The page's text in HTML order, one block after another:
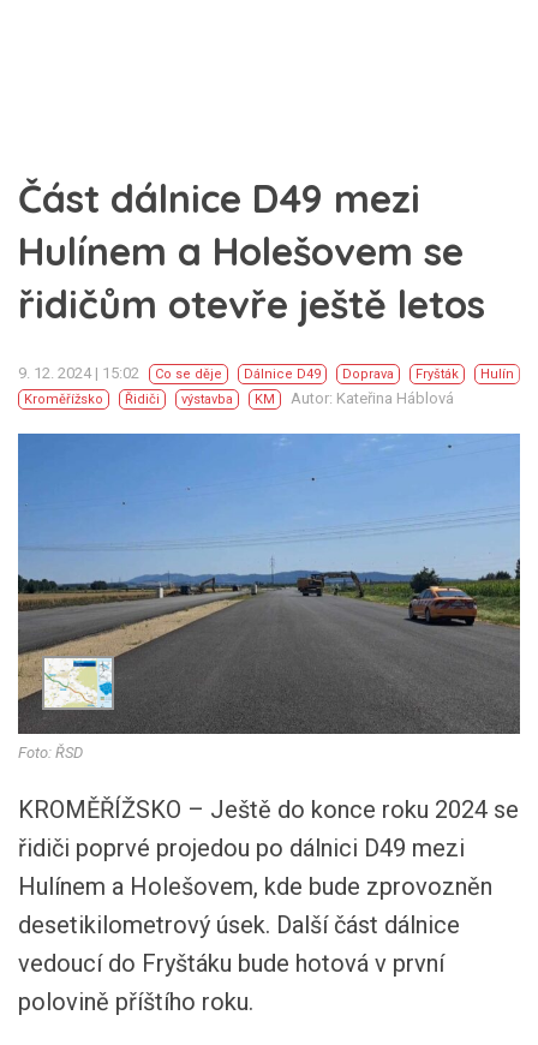
Část dálnice D49 mezi
Hulínem a Holešovem se
řidičům otevře ještě letos
9. 12. 2024 | 15:02 Co se děje Dálnice D49 Doprava Fryšták
Hulín
Kroměřížsko
Řidiči výstavba KM Autor: Kateřina Háblová
Foto: ŘSD
KROMĚŘÍŽSKO – Ještě do konce roku 2024 se
řidiči poprvé projedou po dálnici D49 mezi
Hulínem a Holešovem, kde bude zprovozněn
desetikilometrový úsek. Další část dálnice
vedoucí do Fryštáku bude hotová v první
polovině příštího roku.